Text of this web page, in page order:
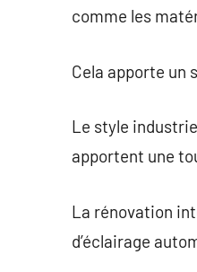
comme les
Cela apporte un
Le style
apportent une
La rénovation
d’éclairage